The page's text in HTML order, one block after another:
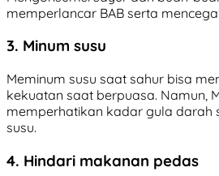
memperlancar BAB serta
3. Minum susu
Meminum susu saat sahur bisa
kekuatan saat berpuasa. Namun,
memperhatikan kadar gula darah
susu.
4. Hindari makanan pedas